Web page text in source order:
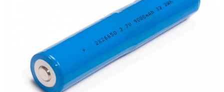
сёрфинг
Подарочные
Карты